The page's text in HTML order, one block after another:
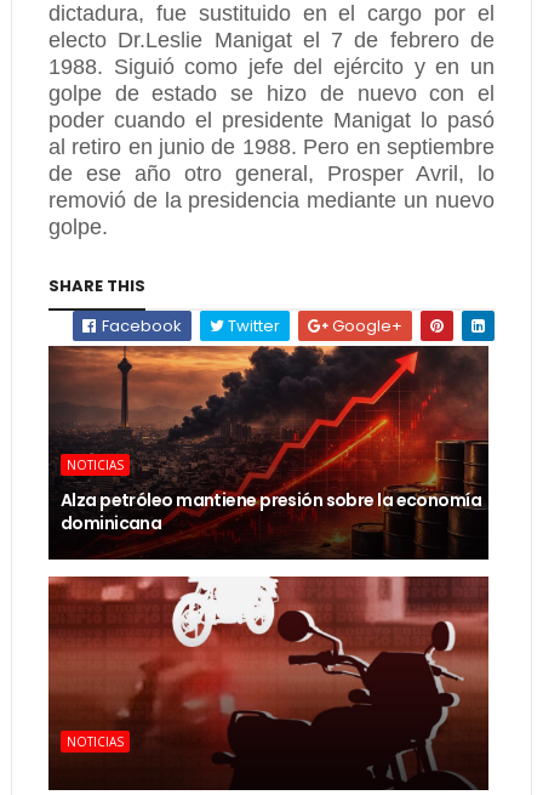
dictadura, fue sustituido en el cargo por el
electo Dr.Leslie Manigat el 7 de febrero de
1988. Siguió como jefe del ejército y en un
golpe de estado se hizo de nuevo con el
poder cuando el presidente Manigat lo pasó
al retiro en junio de 1988. Pero en septiembre
de ese año otro general, Prosper Avril, lo
removió de la presidencia mediante un nuevo
golpe.
SHARE THIS
Facebook
Twitter Google+
NOTICIAS
Alza petróleo mantiene presión sobre la economía
dominicana
NOTICIAS